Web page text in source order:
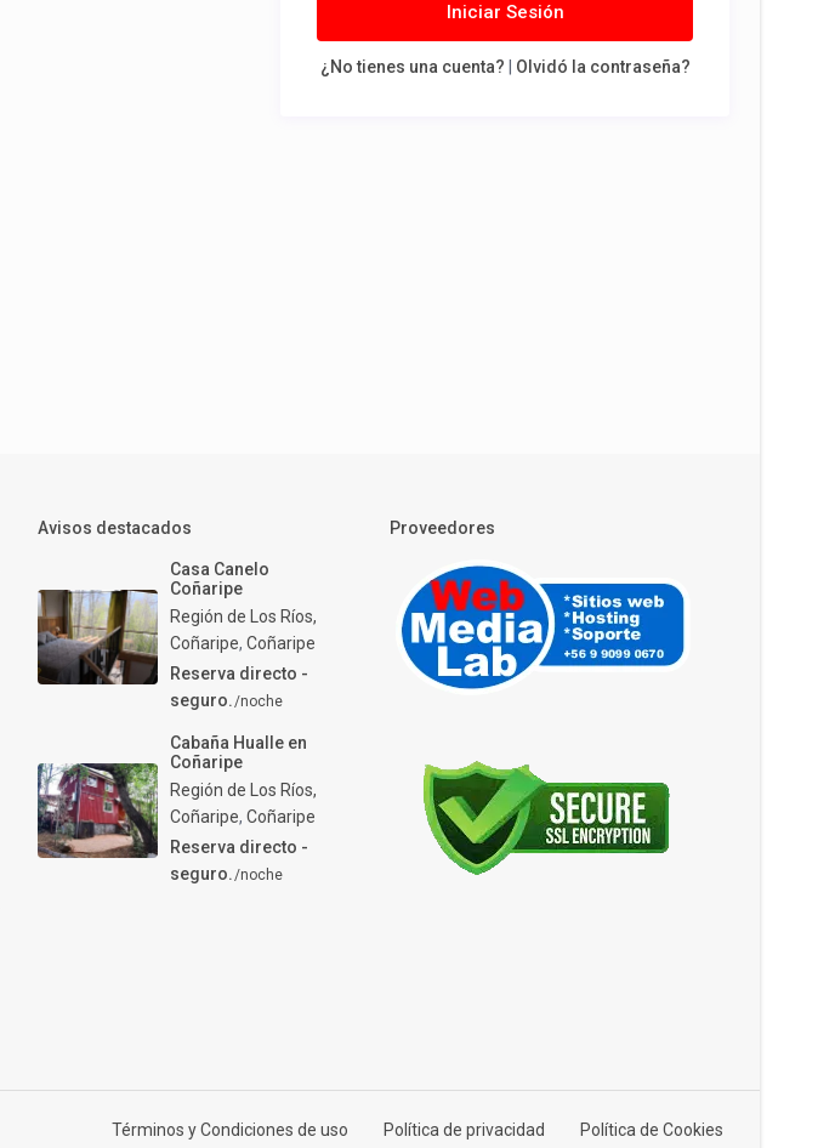
Iniciar Sesión
¿No tienes una cuenta? Olvidó la contraseña?
Avisos destacados
Casa Canelo
Coñaripe
Región de Los Ríos,
Coñaripe,Coñaripe
Reserva directo -
seguro./noche
Cabaña Hualle en
Coñaripe
Región de Los Ríos,
Coñaripe,Coñaripe
Reserva directo -
seguro./noche
Proveedores
Términos y Condiciones de uso Política de privacidad Política de Cookies